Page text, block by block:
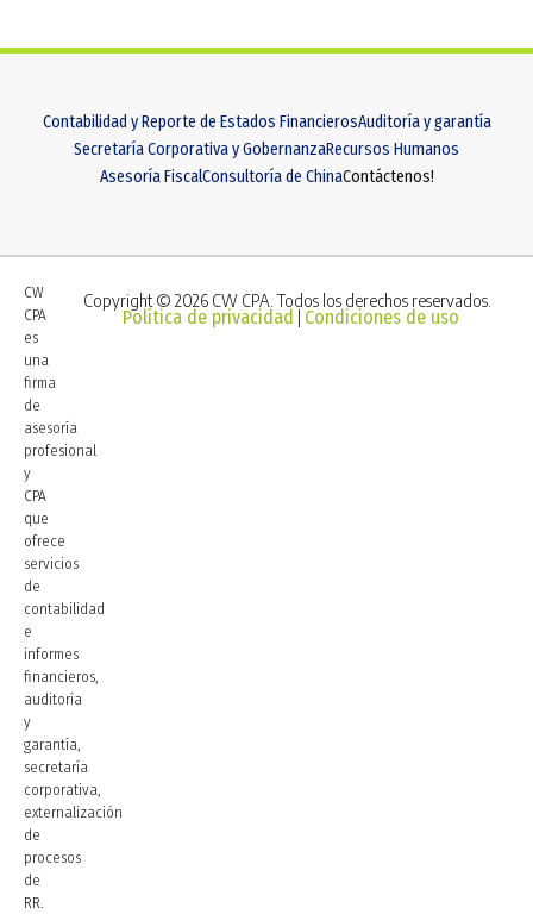
Contabilidad y Reporte de Estados FinancierosAuditoría y garantía
Secretaría Corporativa y GobernanzaRecursos Humanos
Asesoría FiscalConsultoría de ChinaContáctenos!
CW
CPA
es
una
firma
de
asesoría
profesional
y
CPA
que
ofrece
servicios
de
contabilidad
e
informes
financieros,
auditoría
y
garantía,
secretaría
corporativa,
externalización
de
procesos
de
RR.
Copyright © 2026 CW CPA. Todos los derechos reservados.
Política de privacidad Condiciones de uso